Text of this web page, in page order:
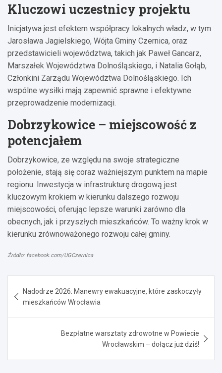
Kluczowi uczestnicy projektu
Inicjatywa jest efektem współpracy lokalnych władz, w tym
Jarosława Jagielskiego, Wójta Gminy Czernica, oraz
przedstawicieli województwa, takich jak Paweł Gancarz,
Marszałek Województwa Dolnośląskiego, i Natalia Gołąb,
Członkini Zarządu Województwa Dolnośląskiego. Ich
wspólne wysiłki mają zapewnić sprawne i efektywne
przeprowadzenie modernizacji.
Dobrzykowice – miejscowość z
potencjałem
Dobrzykowice, ze względu na swoje strategiczne
położenie, stają się coraz ważniejszym punktem na mapie
regionu. Inwestycja w infrastrukturę drogową jest
kluczowym krokiem w kierunku dalszego rozwoju
miejscowości, oferując lepsze warunki zarówno dla
obecnych, jak i przyszłych mieszkańców. To ważny krok w
kierunku zrównoważonego rozwoju całej gminy.
Źródło: facebook.com/UGCzernica
wpisu
Nadodrze 2026: Manewry ewakuacyjne, które zaskoczyły
mieszkańców Wrocławia
Bezpłatne warsztaty zdrowotne w Powiecie
Wrocławskim – dołącz już dziś!